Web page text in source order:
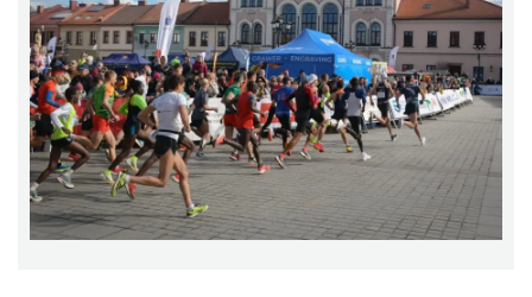
Sierpniowe zwiedzanie Dworku
Myśliwskiego
Brenna
2026-08-11
20.62 km